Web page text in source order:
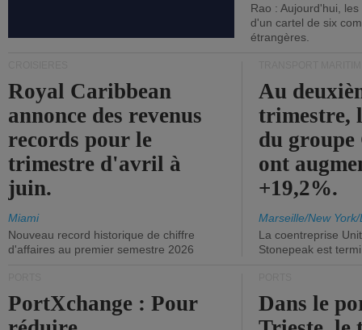
Rao : Aujourd'hui,
d'un cartel de six
étrangères.
Royal Caribbean
annonce des revenus
records pour le
trimestre d'avril à
juin.
Miami
Nouveau record historique de chiffre
d'affaires au premier semestre 2026
Au
trimestre,
du
ont
+19,2%.
Marseille/New
La coentreprise
Stonepeak est
PortXchange : Pour
Dans le